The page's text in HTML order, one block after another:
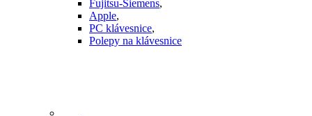
Fujitsu-Siemens,
Apple,
PC klávesnice,
Polepy na klávesnice